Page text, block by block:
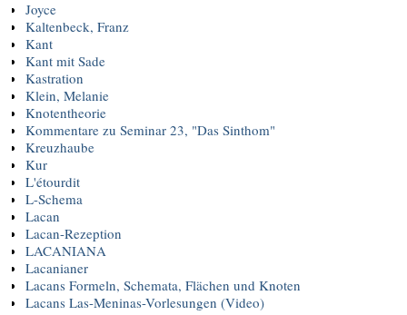
Joyce
Kaltenbeck, Franz
Kant
Kant mit Sade
Kastration
Klein, Melanie
Knotentheorie
Kommentare zu Seminar 23, "Das Sinthom"
Kreuzhaube
Kur
L'étourdit
L-Schema
Lacan
Lacan-Rezeption
LACANIANA
Lacanianer
Lacans Formeln, Schemata, Flächen und Knoten
Lacans Las-Meninas-Vorlesungen (Video)